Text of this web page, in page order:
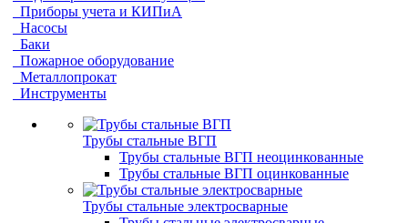
Приборы учета и КИПиА
Насосы
Баки
Пожарное оборудование
Металлопрокат
Инструменты
Трубы стальные ВГП
Трубы стальные ВГП неоцинкованные
Трубы стальные ВГП оцинкованные
Трубы стальные электросварные